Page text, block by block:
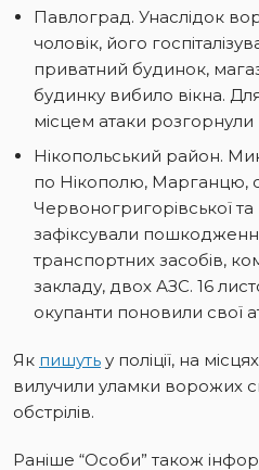
Павлоград. Унаслідок
чоловік, його
приватний будинок,
будинку вибило вікна.
місцем атаки розгорнули
Нікопольський район.
по Нікополю, Марганцю,
Червоногригорівської та
зафіксували
транспортних засобів,
закладу, двох АЗС. 16
окупанти поновили свої
Як пишуть у поліції, на
вилучили уламки ворожих
обстрілів.
Раніше “Особи” також